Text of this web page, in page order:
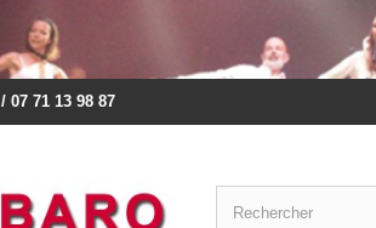
07 71 13 98 87